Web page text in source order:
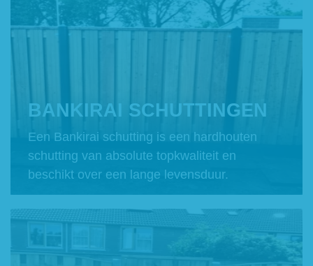
BANKIRAI SCHUTTINGEN
Een Bankirai schutting is een hardhouten
schutting van absolute topkwaliteit en
beschikt over een lange levensduur.